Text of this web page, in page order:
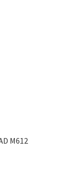
M612